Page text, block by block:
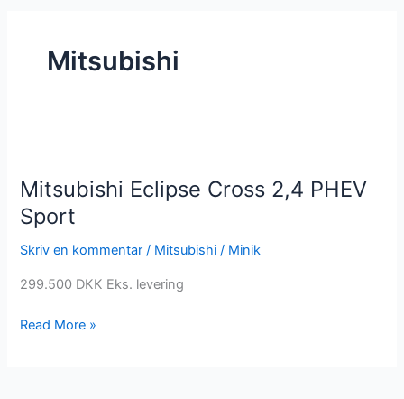
Mitsubishi
Mitsubishi Eclipse Cross 2,4 PHEV
Sport
Skriv en kommentar / Mitsubishi / Minik
299.500 DKK Eks. levering
Cross
2,4
PHEV
Sport
Read More »